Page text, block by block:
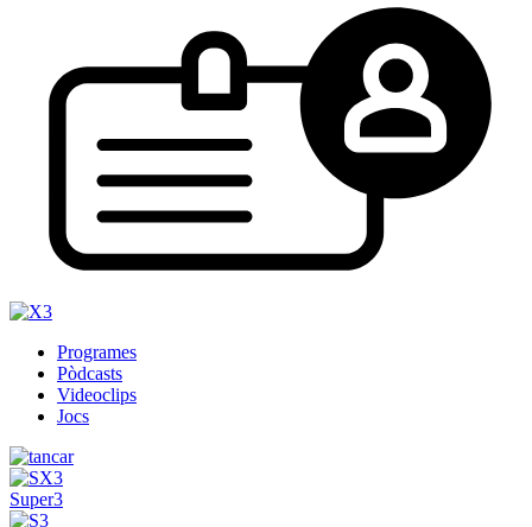
Programes
Pòdcasts
Videoclips
Jocs
Super3